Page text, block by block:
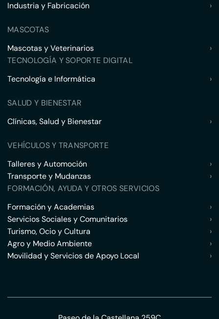
Industria y Fabricación
›
MASCOTAS
Mascotas y Veterinarios
›
TECNOLOGÍA Y SOPORTE DIGITAL
Tecnología e Informática
›
SALUD Y BIENESTAR
Clínicas, Salud y Bienestar
›
VEHÍCULOS Y TRANSPORTE
Talleres y Automoción
›
Transporte y Mudanzas
›
FORMACIÓN, AYUDA Y OTROS SERVICIOS
Formación y Academias
›
Servicios Sociales y Comunitarios
›
Turismo, Ocio y Cultura
›
Agro y Medio Ambiente
›
Movilidad y Servicios de Apoyo Local
›